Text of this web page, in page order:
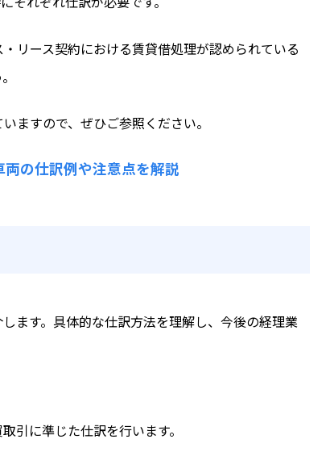
リース契約における賃貸借処理が認められている
ますので、ぜひご参照ください。
の仕訳例や注意点を解説
ます。具体的な仕訳方法を理解し、今後の経理業
引に準じた仕訳を行います。